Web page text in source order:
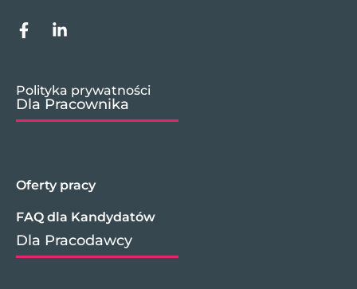
Polityka prywatności
Dla Pracownika
Oferty pracy
FAQ dla Kandydatów
Dla Pracodawcy